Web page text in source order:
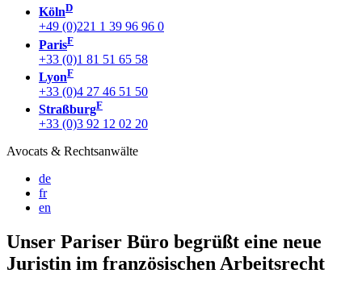
KölnD
+49 (0)221 1 39 96 96 0
ParisF
+33 (0)1 81 51 65 58
LyonF
+33 (0)4 27 46 51 50
StraßburgF
+33 (0)3 92 12 02 20
Avocats & Rechtsanwälte
de
fr
en
Unser Pariser Büro begrüßt eine neue
Juristin im französischen Arbeitsrecht